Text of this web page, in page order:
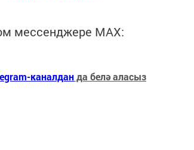
мессенджере MАХ:
каналданда белә аласыз